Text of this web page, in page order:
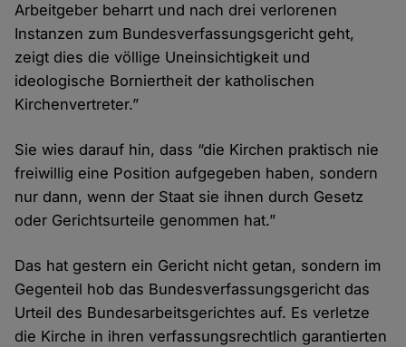
Arbeitgeber beharrt und nach drei verlorenen
Instanzen zum Bundesverfassungsgericht geht,
zeigt dies die völlige Uneinsichtigkeit und
ideologische Borniertheit der katholischen
Kirchenvertreter.”
Sie wies darauf hin, dass “die Kirchen praktisch nie
freiwillig eine Position aufgegeben haben, sondern
nur dann, wenn der Staat sie ihnen durch Gesetz
oder Gerichtsurteile genommen hat.”
Das hat gestern ein Gericht nicht getan, sondern im
Gegenteil hob das Bundesverfassungsgericht das
Urteil des Bundesarbeitsgerichtes auf. Es verletze
die Kirche in ihren verfassungsrechtlich garantierten